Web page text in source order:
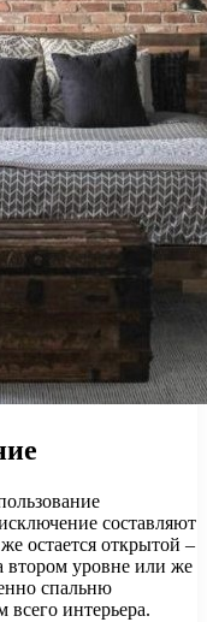
составляют
остается открытой –
втором уровне или же
спальню
интерьера.